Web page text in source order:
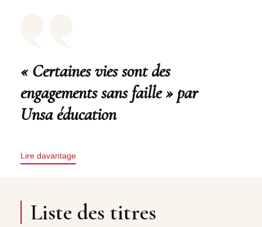
« Certaines vies sont des
engagements sans faille » par
Unsa éducation
Lire davantage
Liste des titres